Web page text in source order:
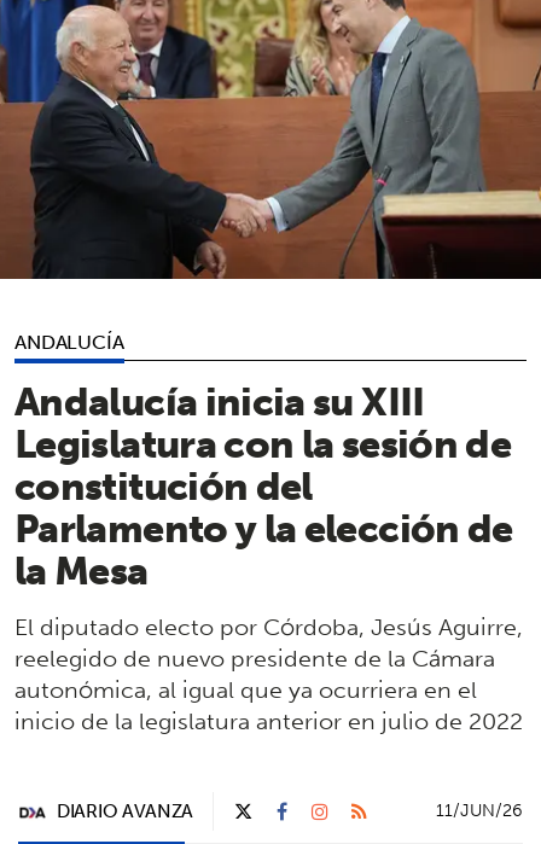
ANDALUCÍA
Andalucía inicia su XIII
Legislatura con la sesión de
constitución del
Parlamento y la elección de
la Mesa
El diputado electo por Córdoba, Jesús Aguirre,
reelegido de nuevo presidente de la Cámara
autonómica, al igual que ya ocurriera en el
inicio de la legislatura anterior en julio de 2022
DIARIO AVANZA 11/JUN/26